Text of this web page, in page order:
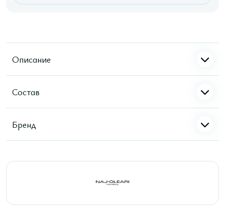
Описание
Состав
Бренд